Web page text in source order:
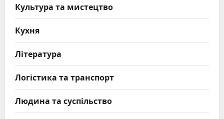
Культура та мистецтво
Кухня
Література
Логістика та транспорт
Людина та суспільство